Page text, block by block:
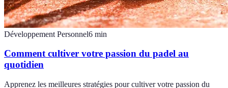
Développement Personnel6 min
Comment cultiver votre passion du padel au
quotidien
Apprenez les meilleures stratégies pour cultiver votre passion du